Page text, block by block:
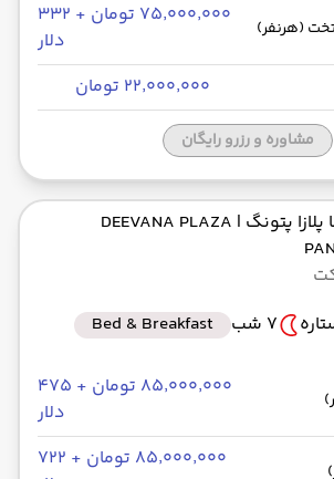
(هرنفر)
۷۵٬۰۰۰٬۰۰۰ تومان + ۳۳۲
دلار
۲۲٬۰۰۰٬۰۰۰ تومان
مشاوره و رزرو رایگان
پلازا پتونگ | DEEVANA PLAZA
7 شب Bed & Breakfast
۸۵٬۰۰۰٬۰۰۰ تومان + ۴۷۵
دلار
۸۵٬۰۰۰٬۰۰۰ تومان + ۷۲۲